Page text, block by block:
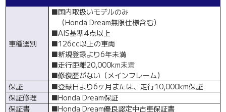
車種選別
■国内取扱いモデルのみ
（Honda Dream無限仕様含む）
■AIS基準4点以上
■126cc以上の車両
■新規登録より6年未満
■走行距離20,000km未満
■修復歴がない（メインフレーム）
保証
■登録日より6ヶ月または、走行10,000km保証
保証修理
■Honda Dream保証
保証書
■Honda Dream優良認定中古車保証書